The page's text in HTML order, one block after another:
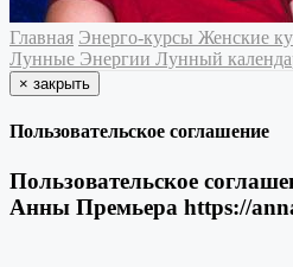
Главная Энерго-курсы Женские
Лунные Энергии Лунный
× закрыть
Пользовательское соглашение
Пользовательское
Анны Премьера https://